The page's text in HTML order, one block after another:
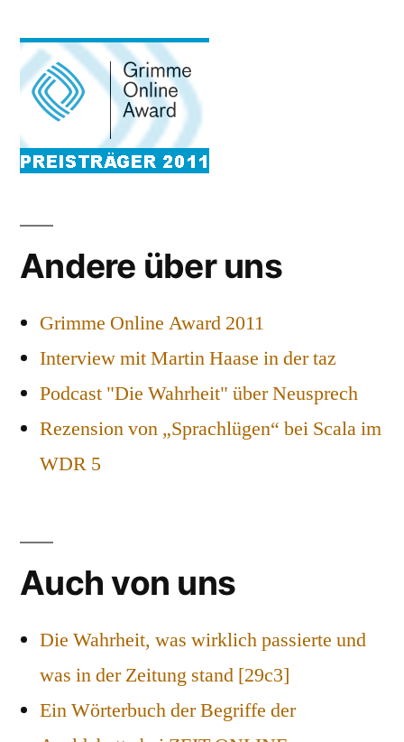
Andere über uns
Grimme Online Award 2011
Interview mit Martin Haase in der taz
Podcast "Die Wahrheit" über Neusprech
Rezension von „Sprachlügen“ bei Scala im
WDR 5
Auch von uns
Die Wahrheit, was wirklich passierte und
was in der Zeitung stand [29c3]
Ein Wörterbuch der Begriffe der